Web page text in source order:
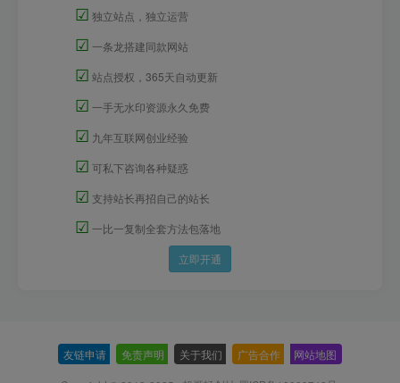
☑ 独立站点，独立运营
☑ 一条龙搭建同款网站
☑ 站点授权，365天自动更新
☑ 一手无水印资源永久免费
☑ 九年互联网创业经验
☑ 可私下咨询各种疑惑
☑ 支持站长再招自己的站长
☑ 一比一复制全套方法包落地
立即开通
友链申请 免责声明 关于我们 广告合作 网站地图